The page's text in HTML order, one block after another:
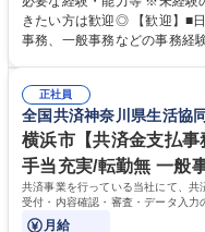
基づく仕訳入力 ■月末の振込
メンバーの業務サポート 【将
想定です。 募集職種 未経験歓迎【経理/みなとみらい】プライム上場/残業
ほぼなし/年休123日
きたい方は歓迎◎ 【歓迎】■
事務、一般事務などの事務経験 【本ポジションについて】 本ポジショ
当し、3～5年をかけて月次決
テップアップできます。また
未満のため、無理なく経理と
歴・資格 学歴：大学院 大学
簿記検定1級 日商簿記検定2級
正社員
全国共済神奈川県生活協
横浜市【共済金支払
手当充実/転勤無 一般
共済事業を行っている当社にて、
受付・内容確認・審査・データ入力
対応や書類発送等を担当します。
月給